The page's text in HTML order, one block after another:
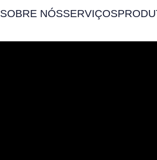
SOBRE NÓSSERVIÇOS